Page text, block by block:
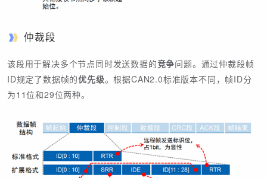
仲裁段
该段用于解决多个节点同时发送数据的竞争问题。通过仲裁段帧
ID规定了数据帧的优先级。根据CAN2.0标准版本不同，帧ID分
为11位和29位两种。